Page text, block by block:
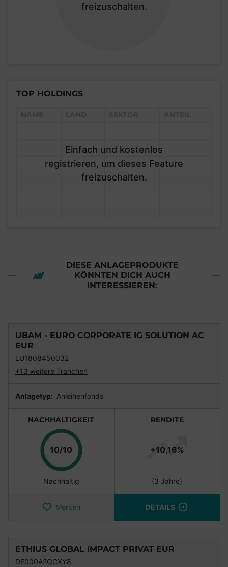
freizuschalten.
TOP HOLDINGS
Einfach und kostenlos
registrieren, um dieses Feature
freizuschalten.
DIESE ANLAGEPRODUKTE
KÖNNTEN DICH AUCH
INTERESSIEREN:
UBAM - EURO CORPORATE IG SOLUTION AC
EUR
LU1808450032
+13 weitere Tranchen
Anlagetyp: Anleihenfonds
NACHHALTIGKEIT
10/10 Punkte
Nachhaltig
RENDITE
+10,16%
(3 Jahre)
Merken DETAILS
ETHIUS GLOBAL IMPACT PRIVAT EUR
DE000A2QCXY8